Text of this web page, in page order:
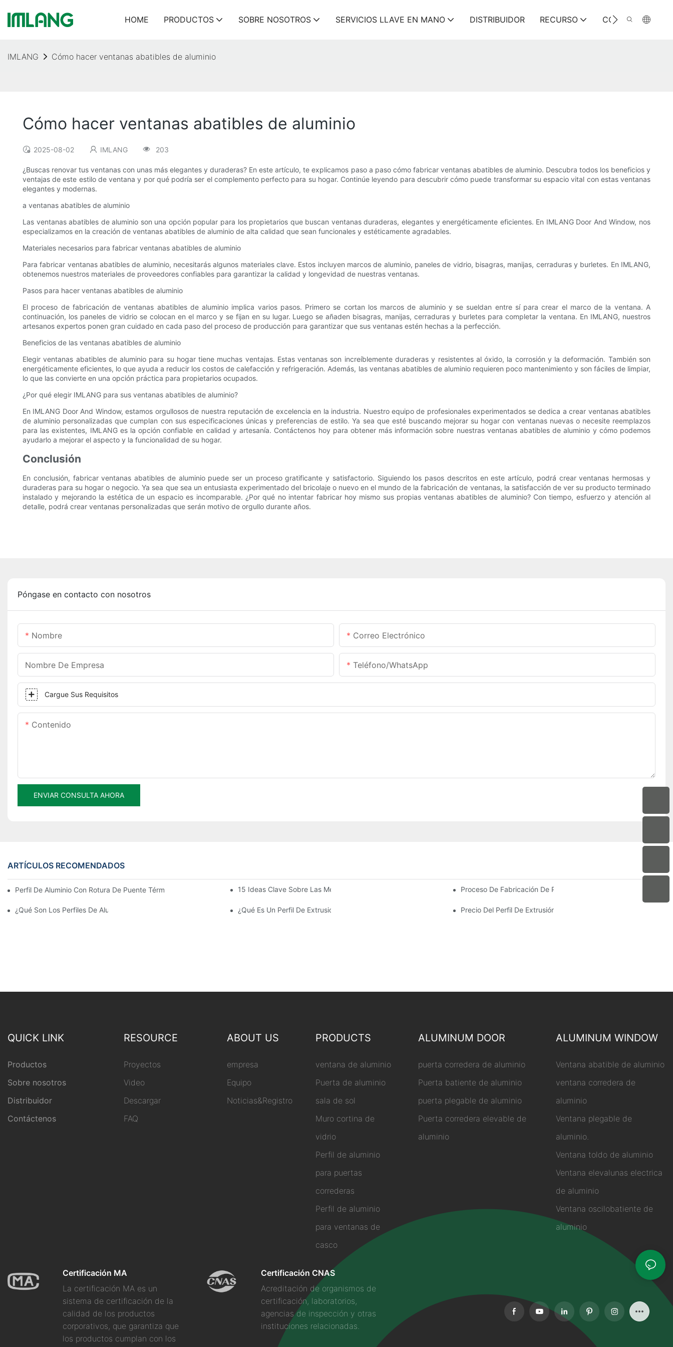
HOME PRODUCTOS SOBRE NOSOTROS SERVICIOS LLAVE EN MANO DISTRIBUIDOR RECURSO CONTÁCTENOS
IMLANG Cómo hacer ventanas abatibles de aluminio
Cómo hacer ventanas abatibles de aluminio
2025-08-02 IMLANG 203
¿Buscas renovar tus ventanas con unas más elegantes y duraderas? En este artículo, te explicamos paso a paso cómo fabricar ventanas abatibles de aluminio. Descubra todos los beneficios y
ventajas de este estilo de ventana y por qué podría ser el complemento perfecto para su hogar. Continúe leyendo para descubrir cómo puede transformar su espacio vital con estas ventanas
elegantes y modernas.
a ventanas abatibles de aluminio
Las ventanas abatibles de aluminio son una opción popular para los propietarios que buscan ventanas duraderas, elegantes y energéticamente eficientes. En IMLANG Door And Window, nos
especializamos en la creación de ventanas abatibles de aluminio de alta calidad que sean funcionales y estéticamente agradables.
Materiales necesarios para fabricar ventanas abatibles de aluminio
Para fabricar ventanas abatibles de aluminio, necesitarás algunos materiales clave. Estos incluyen marcos de aluminio, paneles de vidrio, bisagras, manijas, cerraduras y burletes. En IMLANG,
obtenemos nuestros materiales de proveedores confiables para garantizar la calidad y longevidad de nuestras ventanas.
Pasos para hacer ventanas abatibles de aluminio
El proceso de fabricación de ventanas abatibles de aluminio implica varios pasos. Primero se cortan los marcos de aluminio y se sueldan entre sí para crear el marco de la ventana. A
continuación, los paneles de vidrio se colocan en el marco y se fijan en su lugar. Luego se añaden bisagras, manijas, cerraduras y burletes para completar la ventana. En IMLANG, nuestros
artesanos expertos ponen gran cuidado en cada paso del proceso de producción para garantizar que sus ventanas estén hechas a la perfección.
Beneficios de las ventanas abatibles de aluminio
Elegir ventanas abatibles de aluminio para su hogar tiene muchas ventajas. Estas ventanas son increíblemente duraderas y resistentes al óxido, la corrosión y la deformación. También son
energéticamente eficientes, lo que ayuda a reducir los costos de calefacción y refrigeración. Además, las ventanas abatibles de aluminio requieren poco mantenimiento y son fáciles de limpiar,
lo que las convierte en una opción práctica para propietarios ocupados.
¿Por qué elegir IMLANG para sus ventanas abatibles de aluminio?
En IMLANG Door And Window, estamos orgullosos de nuestra reputación de excelencia en la industria. Nuestro equipo de profesionales experimentados se dedica a crear ventanas abatibles
de aluminio personalizadas que cumplan con sus especificaciones únicas y preferencias de estilo. Ya sea que esté buscando mejorar su hogar con ventanas nuevas o necesite reemplazos
para las existentes, IMLANG es la opción confiable en calidad y artesanía. Contáctenos hoy para obtener más información sobre nuestras ventanas abatibles de aluminio y cómo podemos
ayudarlo a mejorar el aspecto y la funcionalidad de su hogar.
Conclusión
En conclusión, fabricar ventanas abatibles de aluminio puede ser un proceso gratificante y satisfactorio. Siguiendo los pasos descritos en este artículo, podrá crear ventanas hermosas y
duraderas para su hogar o negocio. Ya sea que sea un entusiasta experimentado del bricolaje o nuevo en el mundo de la fabricación de ventanas, la satisfacción de ver su producto terminado
instalado y mejorando la estética de un espacio es incomparable. ¿Por qué no intentar fabricar hoy mismo sus propias ventanas abatibles de aluminio? Con tiempo, esfuerzo y atención al
detalle, podrá crear ventanas personalizadas que serán motivo de orgullo durante años.
Póngase en contacto con nosotros
Nombre Correo Electrónico
Nombre De Empresa Teléfono/WhatsApp
Cargue Sus Requisitos
Contenido
ENVIAR CONSULTA AHORA
ARTÍCULOS RECOMENDADOS
Perfil De Aluminio Con Rotura De Puente Térmico De Montaje Rápido Para Terraza Acristalada15 Ideas Clave Sobre Las Mejores Extrusiones De Aluminio Para Terrazas Acristaladas Para Compradores Internacionales
Proceso De Fabricación De Perfiles De Extrusión De Aluminio
¿Qué Son Los Perfiles De Aluminio? ¿Qué Es Un Perfil De Extrusión De Aluminio? Precio Del Perfil De Extrusión De Aluminio
QUICK LINK
Productos
Sobre nosotros
Distribuidor
Contáctenos
RESOURCE
Proyectos
Video
Descargar
FAQ
ABOUT US
empresa
Equipo
Noticias&Registro
PRODUCTS
ventana de aluminio
Puerta de aluminio
sala de sol
Muro cortina de
vidrio
Perfil de aluminio
para puertas
correderas
Perfil de aluminio
para ventanas de
casco
ALUMINUM DOOR
puerta corredera de aluminio
Puerta batiente de aluminio
puerta plegable de aluminio
Puerta corredera elevable de
aluminio
ALUMINUM WINDOW
Ventana abatible de aluminio
ventana corredera de
aluminio
Ventana plegable de
aluminio.
Ventana toldo de aluminio
Ventana elevalunas electrica
de aluminio
Ventana oscilobatiente de
aluminio
Certificación MA
La certificación MA es un
sistema de certificación de la
calidad de los productos
corporativos, que garantiza que
los productos cumplan con los
Certificación CNAS
Acreditación de organismos de
certificación, laboratorios,
agencias de inspección y otras
instituciones relacionadas.